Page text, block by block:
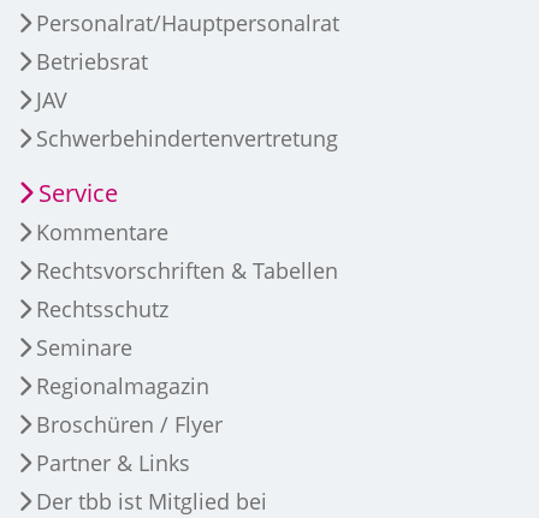
Personalrat/Hauptpersonalrat
Betriebsrat
JAV
Schwerbehindertenvertretung
Service
Kommentare
Rechtsvorschriften & Tabellen
Rechtsschutz
Seminare
Regionalmagazin
Broschüren / Flyer
Partner & Links
Der tbb ist Mitglied bei